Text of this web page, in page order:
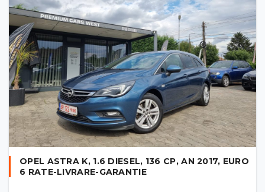
OPEL ASTRA K, 1.6 DIESEL, 136 CP, AN 2017, EURO
6 RATE-LIVRARE-GARANTIE